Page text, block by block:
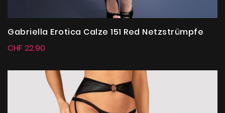
Gabriella Erotica Calze 151 Red Netzstrümpfe
CHF 22.90